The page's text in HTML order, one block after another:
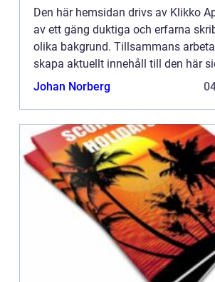
Den här hemsidan drivs av Klikko
av ett gäng duktiga och erfarna
olika bakgrund. Tillsammans
skapa aktuellt innehåll till den här
utmanande det är att läsa och
Johan Norberg